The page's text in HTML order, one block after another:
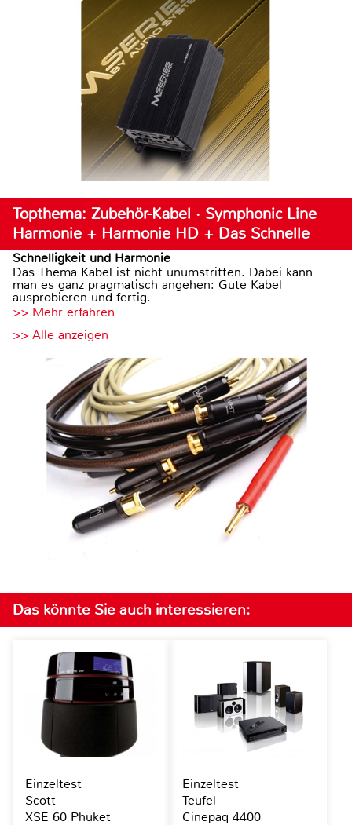
Topthema: Zubehör-Kabel · Symphonic Line
Harmonie + Harmonie HD + Das Schnelle
Schnelligkeit und Harmonie
Das Thema Kabel ist nicht unumstritten. Dabei kann
man es ganz pragmatisch angehen: Gute Kabel
ausprobieren und fertig.
>> Mehr erfahren
>> Alle anzeigen
Das könnte Sie auch interessieren:
Einzeltest
Scott
XSE 60 Phuket
Einzeltest
Teufel
Cinepaq 4400